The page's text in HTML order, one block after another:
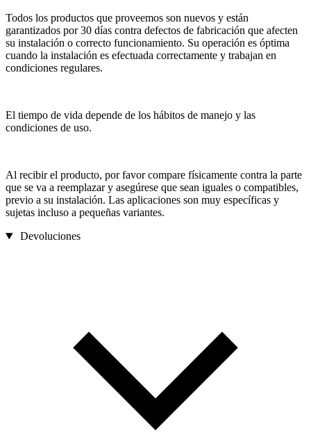
Todos los productos que proveemos son nuevos y están
garantizados por 30 días contra defectos de fabricación que afecten
su instalación o correcto funcionamiento. Su operación es óptima
cuando la instalación es efectuada correctamente y trabajan en
condiciones regulares.
El tiempo de vida depende de los hábitos de manejo y las
condiciones de uso.
Al recibir el producto, por favor compare físicamente contra la parte
que se va a reemplazar y asegúrese que sean iguales o compatibles,
previo a su instalación. Las aplicaciones son muy específicas y
sujetas incluso a pequeñas variantes.
Devoluciones